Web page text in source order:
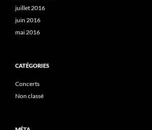
juillet 2016
juin 2016
mai 2016
CATÉGORIES
Concerts
Non classé